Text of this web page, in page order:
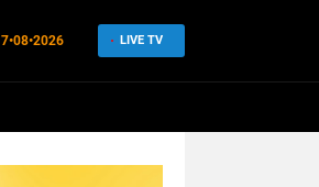
7•08•2026 LIVE TV